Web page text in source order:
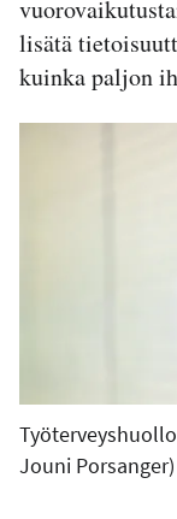
lisätä
kuinka paljon
Jouni Porsanger)